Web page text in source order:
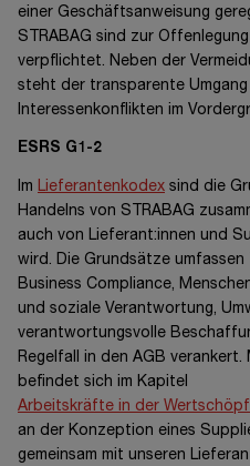
einer Geschäftsanweisung
STRABAG sind zur
verpflichtet. Neben der
steht der transparente
Interessenkonflikten im
ESRS G1-2
Im Lieferantenkodex sind die
Handelns von STRABAG
auch von Lieferant:innen und
wird. Die Grundsätze umfassen
Business Compliance,
und soziale Verantwortung,
verantwortungsvolle
Regelfall in den AGB
befindet sich im Kapitel
Arbeitskräfte in der
an der Konzeption eines
gemeinsam mit unseren